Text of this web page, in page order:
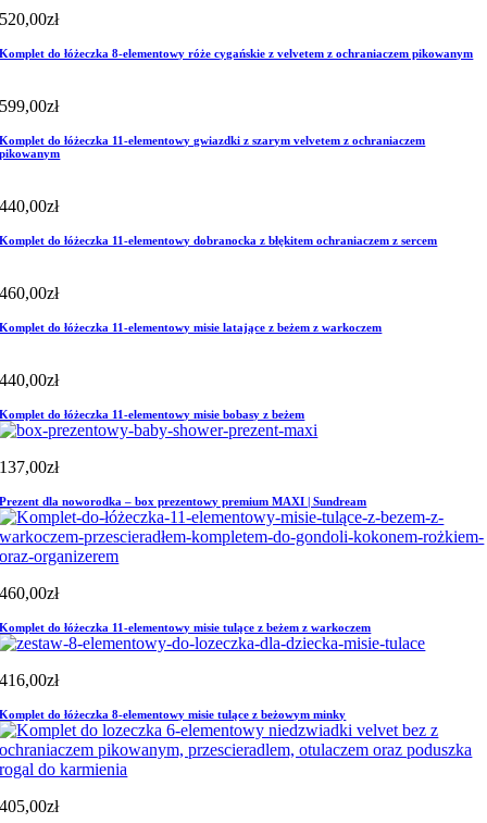
520,00zł
Komplet do łóżeczka 8-elementowy róże cygańskie z velvetem z ochraniaczem pikowanym
599,00zł
Komplet do łóżeczka 11-elementowy gwiazdki z szarym velvetem z ochraniaczem
pikowanym
440,00zł
Komplet do łóżeczka 11-elementowy dobranocka z błękitem ochraniaczem z sercem
460,00zł
Komplet do łóżeczka 11-elementowy misie latające z beżem z warkoczem
440,00zł
Komplet do łóżeczka 11-elementowy misie bobasy z beżem
137,00zł
Prezent dla noworodka – box prezentowy premium MAXI | Sundream
460,00zł
Komplet do łóżeczka 11-elementowy misie tulące z beżem z warkoczem
416,00zł
Komplet do łóżeczka 8-elementowy misie tulące z beżowym minky
405,00zł